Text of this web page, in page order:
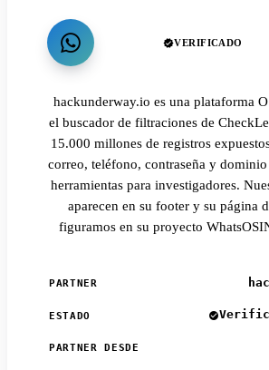
VERIFICADO
hackunderway.io es una plataforma
el buscador de filtraciones de
15.000 millones de registros
correo, teléfono, contraseña y
herramientas para investigadores.
aparecen en su footer y su página
figuramos en su proyecto
PARTNER
ESTADO
PARTNER DESDE